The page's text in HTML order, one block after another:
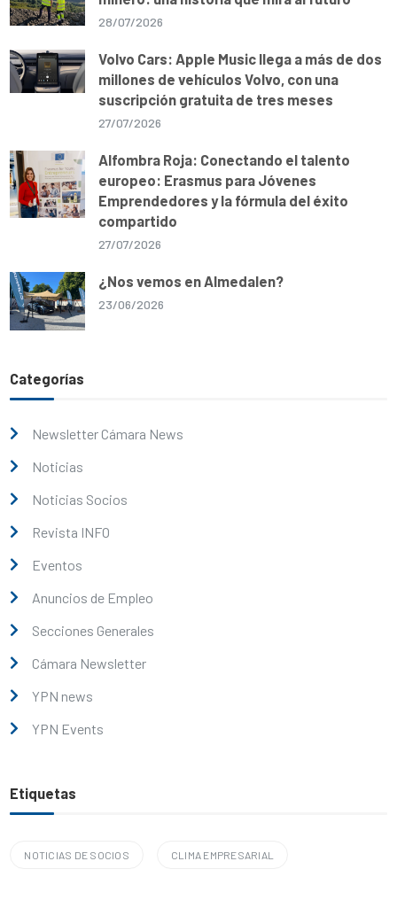
28/07/2026
Volvo Cars: Apple Music llega a más de dos
millones de vehículos Volvo, con una
suscripción gratuita de tres meses
27/07/2026
Alfombra Roja: Conectando el talento
europeo: Erasmus para Jóvenes
Emprendedores y la fórmula del éxito
compartido
27/07/2026
¿Nos vemos en Almedalen?
23/06/2026
Categorías
Newsletter Cámara News
Noticias
Noticias Socios
Revista INFO
Eventos
Anuncios de Empleo
Secciones Generales
Cámara Newsletter
YPN news
YPN Events
Etiquetas
NOTICIAS DE SOCIOS CLIMA EMPRESARIAL